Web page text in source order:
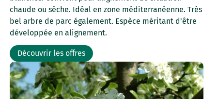
chaude ou sèche. Idéal en zone méditerranéenne. Très
bel arbre de parc également. Espèce méritant d’être
développée en alignement.
Découvrir les offres